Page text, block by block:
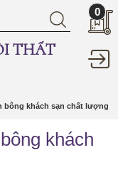
THẤT
0
bông khách sạn chất lượng
khách